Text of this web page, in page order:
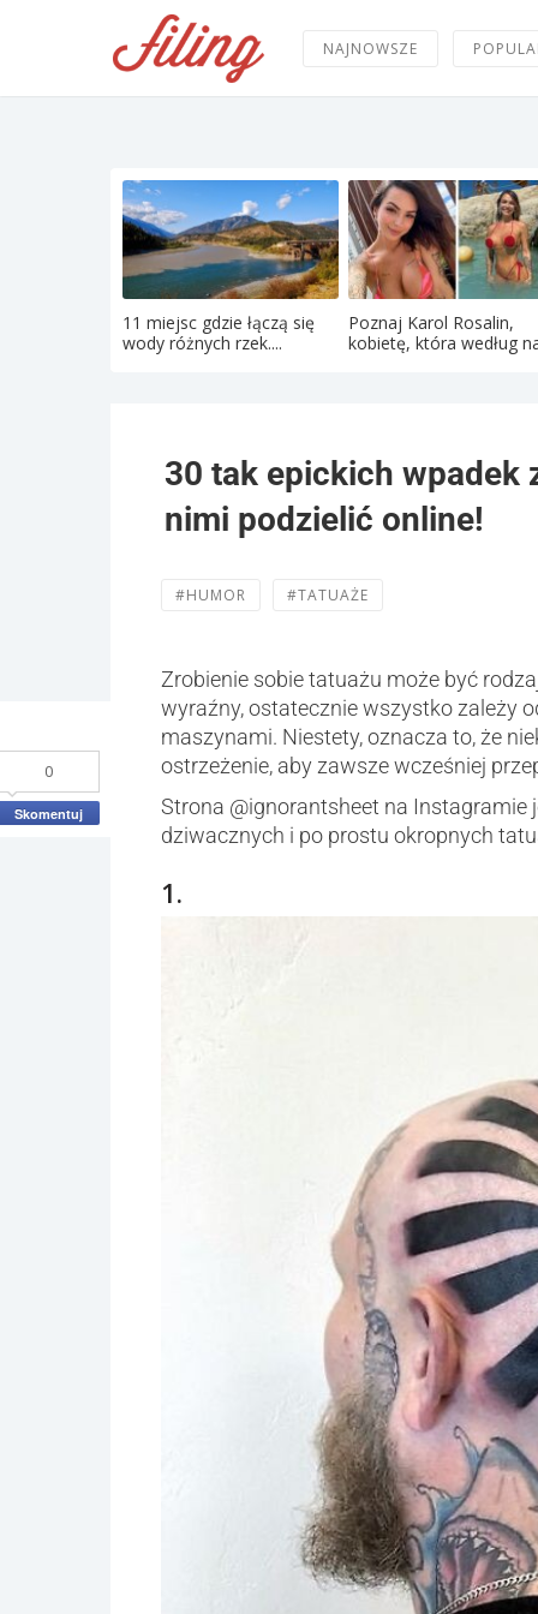
NAJNOWSZE
11 miejsc gdzie łączą się
wody różnych rzek....
Poznaj Karol Rosalin,
kobietę, która według
30 tak epickich wpadek
nimi podzielić online!
#HUMOR #TATUAŻE
0
Skomentuj
Zrobienie sobie tatuażu może być
wyraźny, ostatecznie wszystko zależy
maszynami. Niestety, oznacza to, że
ostrzeżenie, aby zawsze wcześniej
Strona @ignorantsheet na
dziwacznych i po prostu okropnych
1.